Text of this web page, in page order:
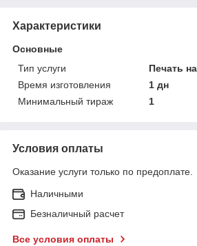
Характеристики
Основные
Тип услуги
Печать
Время изготовления
1 дн
Минимальный тираж
1
Условия оплаты
Оказание услуги только по предоплате.
Наличными
Безналичный расчет
Все условия оплаты